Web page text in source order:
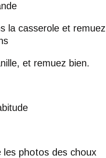
la casserole et remuez
et remuez bien.
photos des choux